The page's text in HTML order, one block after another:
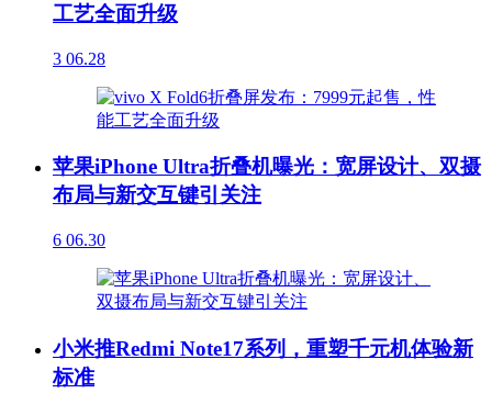
工艺全面升级
3 06.28
苹果iPhone Ultra折叠机曝光：宽屏设计、双摄
布局与新交互键引关注
6 06.30
小米推Redmi Note17系列，重塑千元机体验新
标准